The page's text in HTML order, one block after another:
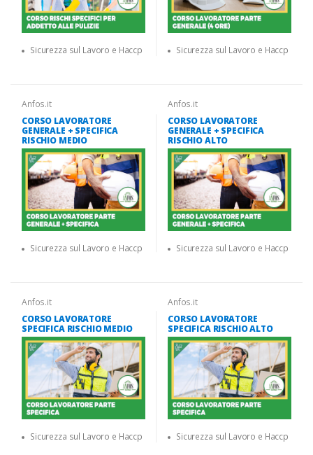
Sicurezza sul Lavoro e Haccp Sicurezza sul Lavoro e Haccp
Anfos.it
CORSO LAVORATORE
GENERALE + SPECIFICA
RISCHIO MEDIO
Sicurezza sul Lavoro e Haccp
Anfos.it
CORSO LAVORATORE
GENERALE + SPECIFICA
RISCHIO ALTO
Sicurezza sul Lavoro e Haccp
Anfos.it
CORSO LAVORATORE
SPECIFICA RISCHIO MEDIO
Sicurezza sul Lavoro e Haccp
Anfos.it
CORSO LAVORATORE
SPECIFICA RISCHIO ALTO
Sicurezza sul Lavoro e Haccp